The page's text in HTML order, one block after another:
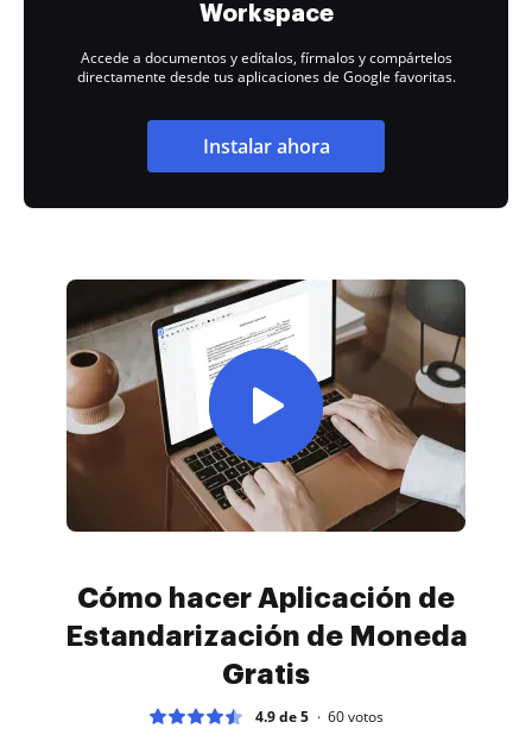
Workspace
Accede a documentos y edítalos, fírmalos y compártelos
directamente desde tus aplicaciones de Google favoritas.
Instalar ahora
Cómo hacer Aplicación de
Estandarización de Moneda
Gratis
4.9 de 5 60votos